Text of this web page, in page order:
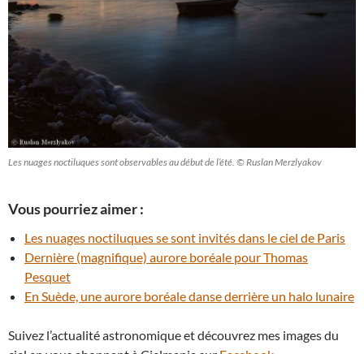
Les nuages noctiluques sont observables au début de l’été. © Ruslan Merzlyakov
Vous pourriez aimer :
Les nuages noctiluques se sont invités dans le ciel de Paris
Dernière (magnifique) aurore boréale pour Thomas
Pesquet
En Suède, une aurore boréale danse derrière un halo lunaire
Suivez l’actualité astronomique et découvrez mes images du